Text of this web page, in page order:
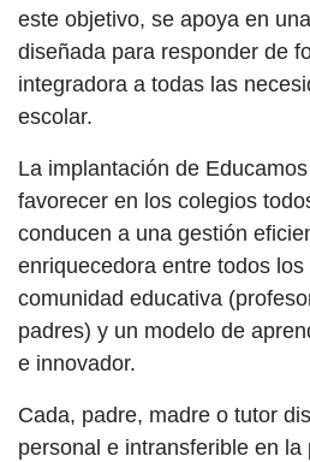
este objetivo, se apoya en
diseñada para responder de
integradora a todas las
escolar.
La implantación de
favorecer en los colegios
conducen a una gestión
enriquecedora entre todos
comunidad educativa
padres) y un modelo de
e innovador.
Cada, padre, madre o tutor
personal e intransferible en